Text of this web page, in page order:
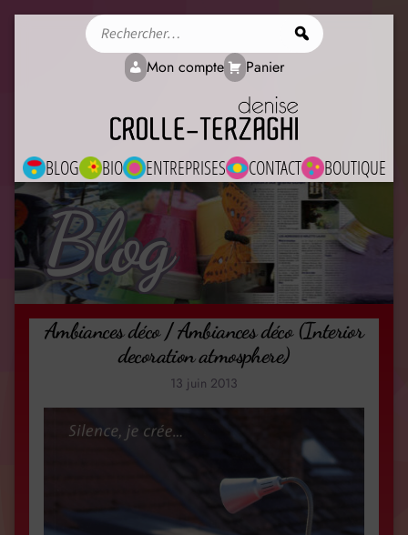
BLOG BIO ENTREPRISES CONTACT BOUTIQUE
Mon compte Panier
Blog
Ambiances déco / Ambiances déco (Interior
decoration atmosphere)
13 juin 2013